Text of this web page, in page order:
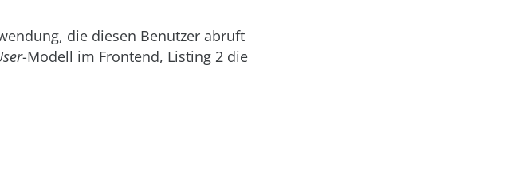
die diesen Benutzer abruft
-Modell im Frontend, Listing 2 die